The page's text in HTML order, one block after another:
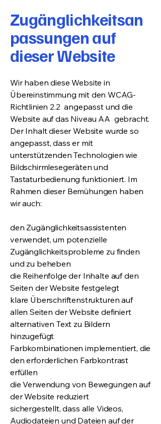
Zugänglichkeitsan
passungen auf
dieser Website
Wir haben diese Website in
Übereinstimmung mit den WCAG-
Richtlinien 2.2 angepasst und die
Website auf das Niveau AA gebracht.
Der Inhalt dieser Website wurde so
angepasst, dass er mit
unterstützenden Technologien wie
Bildschirmlesegeräten und
Tastaturbedienung funktioniert. Im
Rahmen dieser Bemühungen haben
wir auch:
den Zugänglichkeitsassistenten
verwendet, um potenzielle
Zugänglichkeitsprobleme zu finden
und zu beheben
die Reihenfolge der Inhalte auf den
Seiten der Website festgelegt
klare Überschriftenstrukturen auf
allen Seiten der Website definiert
alternativen Text zu Bildern
hinzugefügt
Farbkombinationen implementiert, die
den erforderlichen Farbkontrast
erfüllen
die Verwendung von Bewegungen auf
der Website reduziert
sichergestellt, dass alle Videos,
Audiodateien und Dateien auf der